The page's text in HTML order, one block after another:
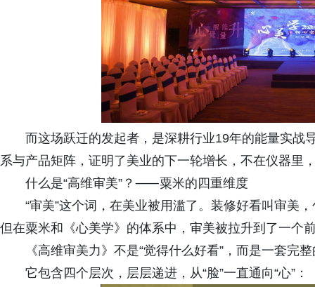
而这场跃迁的发起者，是深耕行业19年的能量实战
系与产品矩阵，证明了美业的下一轮增长，不在仪器里
什么是“高维审美”？⸺粟米的四重维度
“审美”这个词，在美业被用滥了。装修好看叫审美
但在粟米和《心美学》的体系中，审美被拉升到了一个
《高维审美力》不是“觉得什么好看”，而是一套完
它包含四个层次，层层递进，从“脸”一直通向“心”：